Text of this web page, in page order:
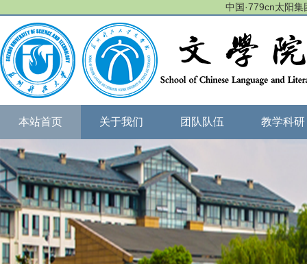
中国·779cn太阳
本站首页 关于我们 团队队伍 教学科研